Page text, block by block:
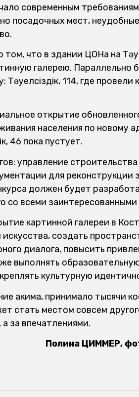
современным
посадочных мест,
что в здании ЦОНа на
галерею. Параллельно
114, где провели
открытие
населения по новому
46 пока пустует.
управление
для реконструкции
должен будет
со всеми
картинной галереи в
создать
диалога, повысить
выполнять
культурную
акима, принимало тысячи
стать местом совсем
за впечатлениями.
Полина ЦИММЕР,